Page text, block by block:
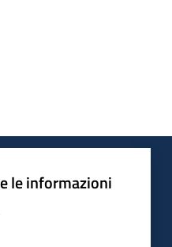
le informazioni